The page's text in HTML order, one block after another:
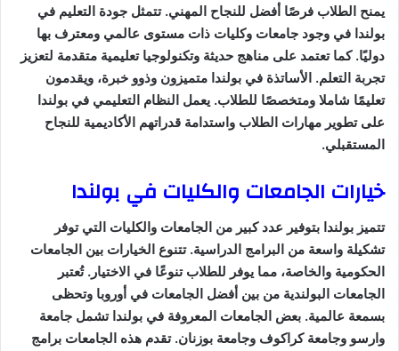
يمنح الطلاب فرصًا أفضل للنجاح المهني. تتمثل جودة التعليم في
بولندا في وجود جامعات وكليات ذات مستوى عالمي ومعترف بها
دوليًا. كما تعتمد على مناهج حديثة وتكنولوجيا تعليمية متقدمة لتعزيز
تجربة التعلم. الأساتذة في بولندا متميزون وذوو خبرة، ويقدمون
تعليمًا شاملا ومتخصصًا للطلاب. يعمل النظام التعليمي في بولندا
على تطوير مهارات الطلاب واستدامة قدراتهم الأكاديمية للنجاح
المستقبلي.
خيارات الجامعات والكليات في بولندا
تتميز بولندا بتوفير عدد كبير من الجامعات والكليات التي توفر
تشكيلة واسعة من البرامج الدراسية. تتنوع الخيارات بين الجامعات
الحكومية والخاصة، مما يوفر للطلاب تنوعًا في الاختيار. تُعتبر
الجامعات البولندية من بين أفضل الجامعات في أوروبا وتحظى
بسمعة عالمية. بعض الجامعات المعروفة في بولندا تشمل جامعة
وارسو وجامعة كراكوف وجامعة بوزنان. تقدم هذه الجامعات برامج